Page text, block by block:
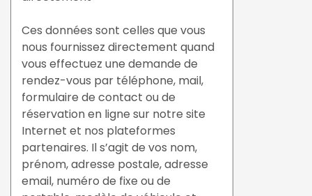
Ces données sont celles que vous
nous fournissez directement quand
vous effectuez une demande de
rendez-vous par téléphone, mail,
formulaire de contact ou de
réservation en ligne sur notre site
Internet et nos plateformes
partenaires. Il s’agit de vos nom,
prénom, adresse postale, adresse
email, numéro de fixe ou de